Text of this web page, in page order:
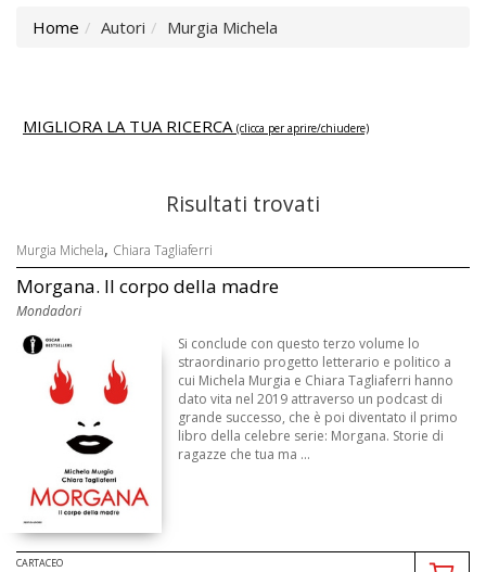
Home Autori Murgia Michela
MIGLIORA LA TUA RICERCA (clicca per aprire/chiudere)
Risultati trovati
Murgia Michela, Chiara Tagliaferri
Morgana. Il corpo della madre
Mondadori
Si conclude con questo terzo volume lo
straordinario progetto letterario e politico a
cui Michela Murgia e Chiara Tagliaferri hanno
dato vita nel 2019 attraverso un podcast di
grande successo, che è poi diventato il primo
libro della celebre serie: Morgana. Storie di
ragazze che tua ma ...
CARTACEO